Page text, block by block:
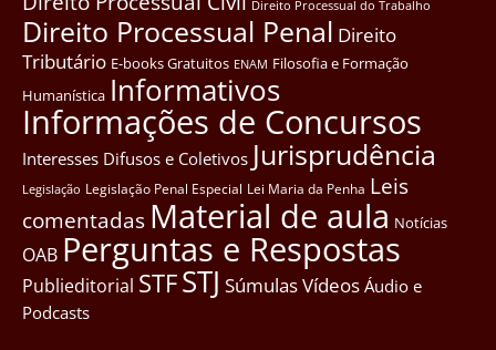
Direito Processual do Trabalho
Direito Processual Penal Direito
Tributário E-books Gratuitos ENAM Filosofia e Formação
Humanística Informativos
Informações de Concursos
Interesses Difusos e Coletivos Jurisprudência
Legislação Legislação Penal Especial Lei Maria da Penha Leis
comentadas Material de aula Notícias
OAB Perguntas e Respostas
Publieditorial STFSTJ SúmulasVídeos Áudio e
Podcasts